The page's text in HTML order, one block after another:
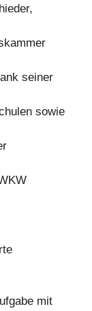
seiner
sowie
mit